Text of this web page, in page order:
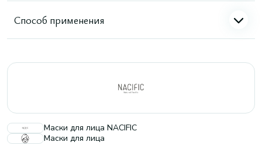
Способ применения
Маски для лица NACIFIC
Маски для лица